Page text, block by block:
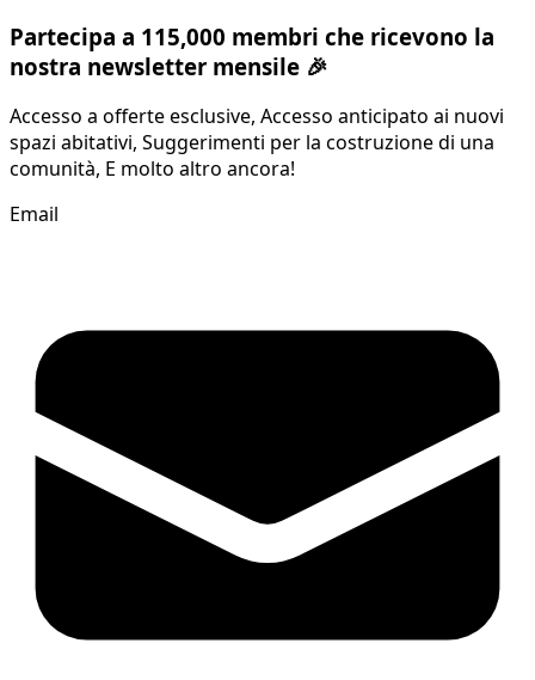
Partecipa a 115,000 membri che ricevono la
nostra newsletter mensile 🎉
Accesso a offerte esclusive, Accesso anticipato ai nuovi
spazi abitativi, Suggerimenti per la costruzione di una
comunità, E molto altro ancora!
Email